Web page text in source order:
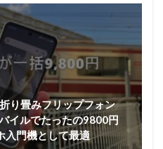
り畳みフリップフォン
イルでたったの9800円
入門機として最適